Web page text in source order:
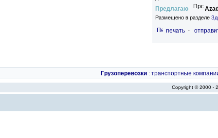
Предлагаю -
Размещено в разделе
печать -
Грузоперевозки : транспортные
Copyright © 2000 -